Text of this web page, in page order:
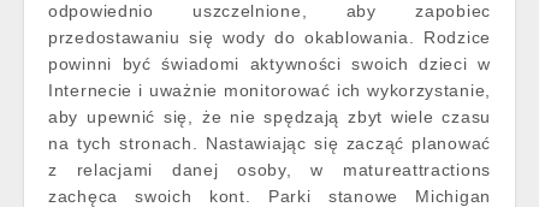
odpowiednio uszczelnione, aby zapobiec
przedostawaniu się wody do okablowania. Rodzice
powinni być świadomi aktywności swoich dzieci w
Internecie i uważnie monitorować ich wykorzystanie,
aby upewnić się, że nie spędzają zbyt wiele czasu
na tych stronach. Nastawiając się zacząć planować
z relacjami danej osoby, w matureattractions
zachęca swoich kont. Parki stanowe Michigan